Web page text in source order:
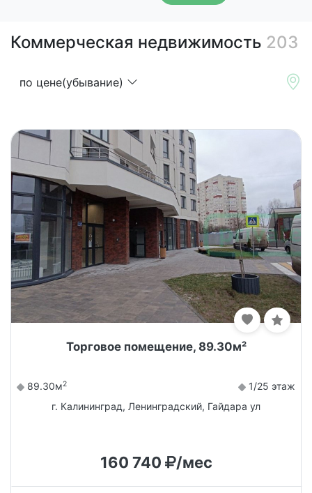
Коммерческая недвижимость 203
по цене(убывание)
Торговое помещение, 89.30м²
89.30м2
1/25 этаж
г. Калининград, Ленинградский, Гайдара ул
160 740 /мес